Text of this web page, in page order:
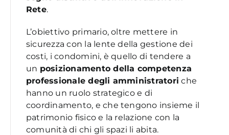
Rete.
L’obiettivo primario, oltre mettere in
sicurezza con la lente della gestione dei
costi, i condomini, è quello di tendere a
un posizionamento della competenza
professionale degli amministratori che
hanno un ruolo strategico e di
coordinamento, e che tengono insieme il
patrimonio fisico e la relazione con la
comunità di chi gli spazi li abita.